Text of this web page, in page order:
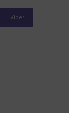
Viber